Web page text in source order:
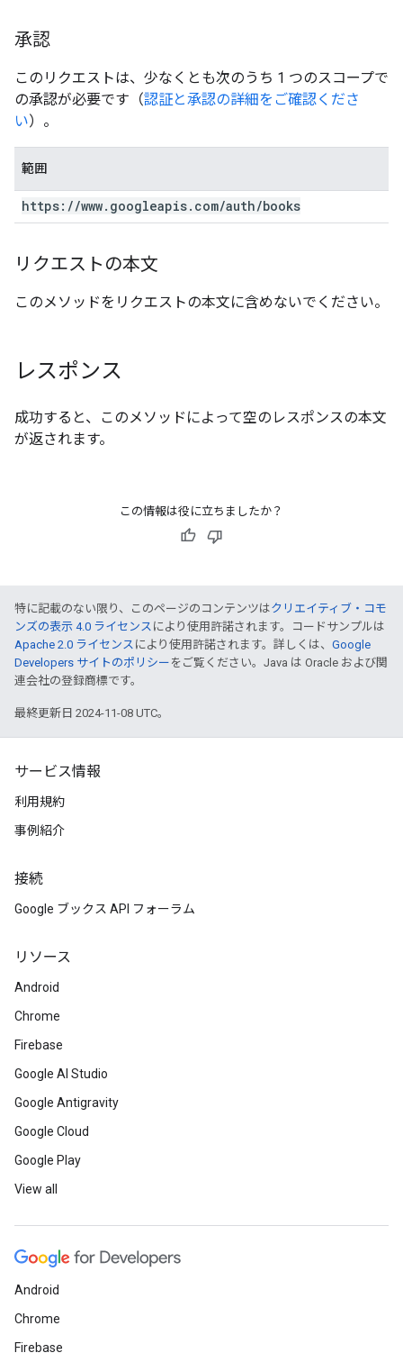
承認
このリクエストは、少なくとも次のうち 1 つのスコープで
の承認が必要です（認証と承認の詳細をご確認くださ
い）。
範囲
https: //www. googleapis. com/auth/books
リクエストの本文
このメソッドをリクエストの本文に含めないでください。
レスポンス
成功すると、このメソッドによって空のレスポンスの本文
が返されます。
この情報は役に立ちましたか？
特に記載のない限り、このページのコンテンツはクリエイティブ・コモ
ンズの表示 4.0 ライセンス により使用許諾されます。コードサンプルは
Apache 2.0 ライセンス により使用許諾されます。詳しくは、 Google
Developers サイトのポリシー をご覧ください。Java は Oracle および関
連会社の登録商標です。
最終更新日 2024-11-08 UTC。
サービス情報
利用規約
事例紹介
接続
Google ブックス API フォーラム
リソース
Android
Chrome
Firebase
Google AI Studio
Google Antigravity
Google Cloud
Google Play
View all
Android
Chrome
Firebase